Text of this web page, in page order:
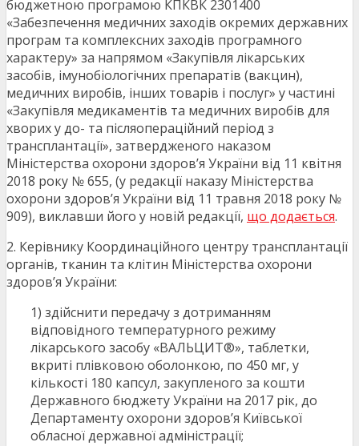
бюджетною програмою КПКВК 2301400
«Забезпечення медичних заходів окремих державних
програм та комплексних заходів програмного
характеру» за напрямом «Закупівля лікарських
засобів, імунобіологічних препаратів (вакцин),
медичних виробів, інших товарів і послуг» у частині
«Закупівля медикаментів та медичних виробів для
хворих у до- та післяопераційний період з
трансплантації», затвердженого наказом
Міністерства охорони здоров’я України від 11 квітня
2018 року № 655, (у редакції наказу Міністерства
охорони здоров’я України від 11 травня 2018 року №
909), виклавши його у новій редакції, що додається.
2. Керівнику Координаційного центру трансплантації
органів, тканин та клітин Міністерства охорони
здоров’я України:
1) здійснити передачу з дотриманням
відповідного температурного режиму
лікарського засобу «ВАЛЬЦИТ®», таблетки,
вкриті плівковою оболонкою, по 450 мг, у
кількості 180 капсул, закупленого за кошти
Державного бюджету України на 2017 рік, до
Департаменту охорони здоров’я Київської
обласної державної адміністрації;